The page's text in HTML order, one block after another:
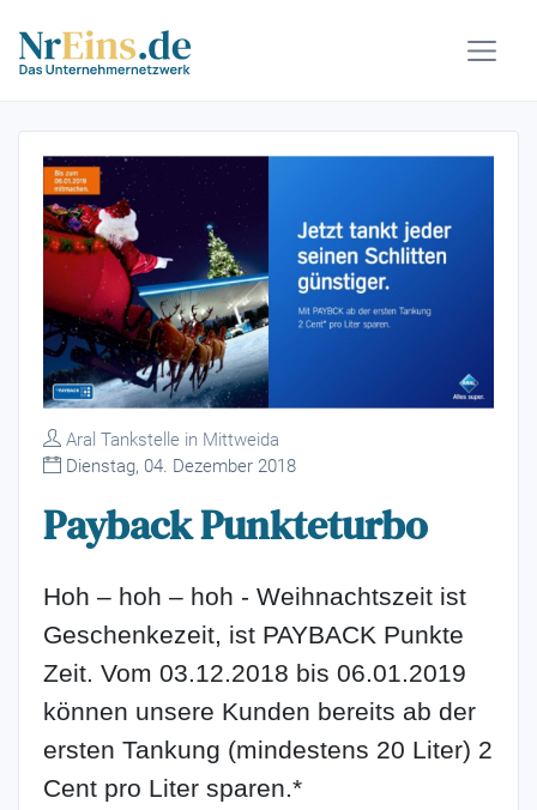
Aral Tankstelle in Mittweida
Dienstag, 04. Dezember 2018
Payback Punkteturbo
Hoh – hoh – hoh - Weihnachtszeit ist
Geschenkezeit, ist PAYBACK Punkte
Zeit. Vom 03.12.2018 bis 06.01.2019
können unsere Kunden bereits ab der
ersten Tankung (mindestens 20 Liter) 2
Cent pro Liter sparen.*